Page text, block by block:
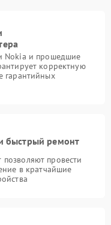
Nokia и прошедшие
корректную
гарантийных
быстрый ремонт
провести
в кратчайшие